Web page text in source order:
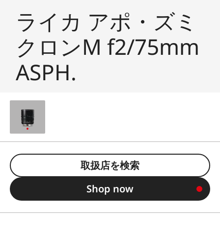
ライカ アポ・ズミ
クロンM f2/75mm
ASPH.
取扱店を検索
Shop now